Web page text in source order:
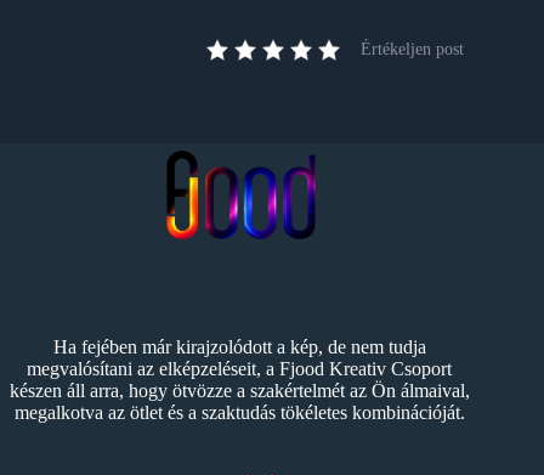
Értékeljen post
Ha fejében már kirajzolódott a kép, de nem tudja
megvalósítani az elképzeléseit, a Fjood Kreativ Csoport
készen áll arra, hogy ötvözze a szakértelmét az Ön álmaival,
megalkotva az ötlet és a szaktudás tökéletes kombinációját.